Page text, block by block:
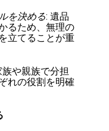
を決める: 遺品
るため、無理の
立てることが重
族や親族で分担
れの役割を明確